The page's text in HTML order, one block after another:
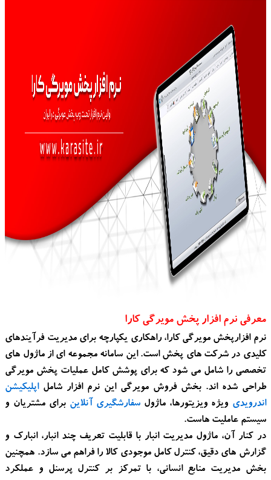
معرفی نرم افزار پخش مویرگی کارا
نرم افزارپخش مویرگی کارا، راهکاری یکپارچه برای مدیریت فرآیندهای
کلیدی در شرکت های پخش است. این سامانه مجموعه ای از ماژول های
تخصصی را شامل می شود که برای پوشش کامل عملیات پخش مویرگی
طراحی شده اند. بخش فروش مویرگی این نرم افزار شاملاپلیکیشن
اندرویدی ویژه ویزیتورها، ماژول سفارشگیری آنلاین برای مشتریان و
سیستم عاملیت هاست.
در کنار آن، ماژول مدیریت انبار با قابلیت تعریف چند انبار، انبارک و
گزارش های دقیق، کنترل کامل موجودی کالا را فراهم می سازد. همچنین
بخش مدیریت منابع انسانی، با تمرکز بر کنترل پرسنل و عملکرد